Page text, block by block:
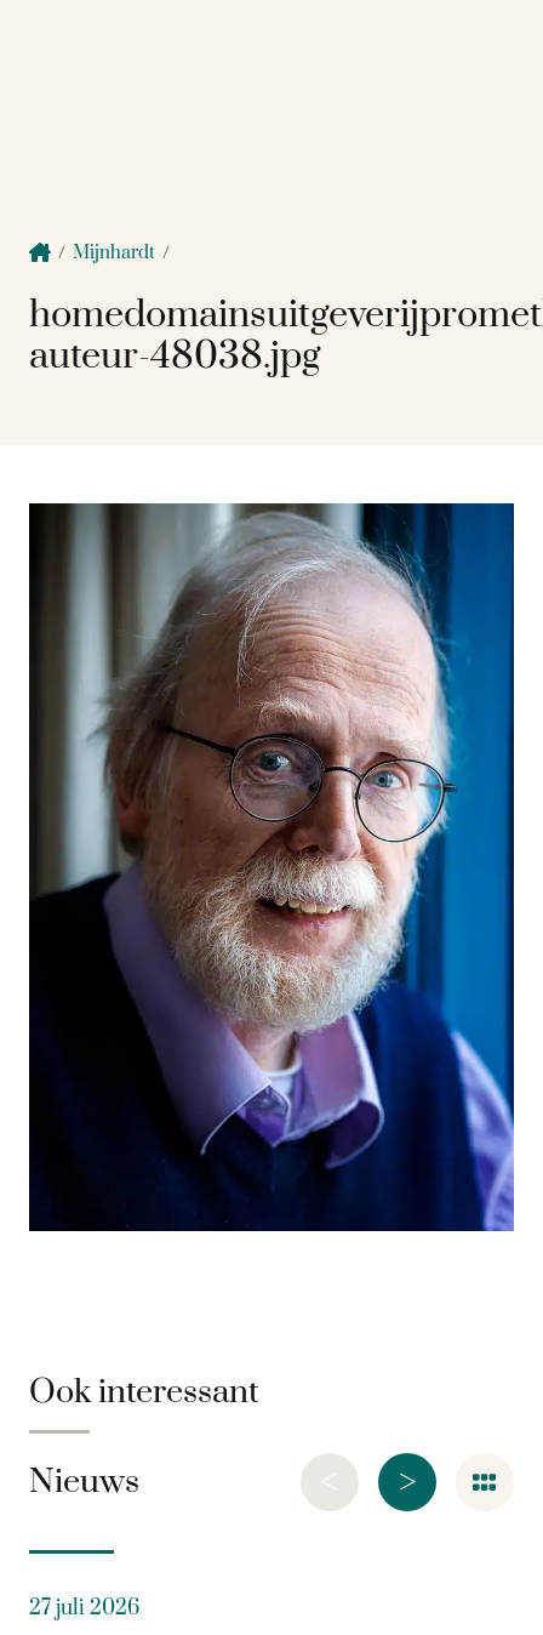
/ Mijnhardt /
auteur-48038.jpg
Ook interessant
Nieuws >
<
27 juli 2026